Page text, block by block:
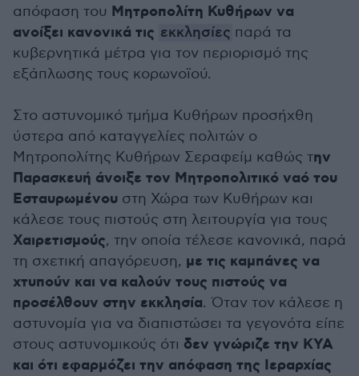
απόφαση του Μητροπολίτη Κυθήρων να
ανοίξει κανονικά τις εκκλησίες παρά τα
κυβερνητικά μέτρα για τον περιορισμό της
εξάπλωσης τους κορωνοϊού.
Στο αστυνομικό τμήμα Κυθήρων προσήχθη
ύστερα από καταγγελίες πολιτών ο
Μητροπολίτης Κυθήρων Σεραφείμ καθώς την
Παρασκευή άνοιξε τον Μητροπολιτικό ναό του
Εσταυρωμένου στη Χώρα των Κυθήρων και
κάλεσε τους πιστούς στη λειτουργία για τους
Χαιρετισμούς, την οποία τέλεσε κανονικά, παρά
τη σχετική απαγόρευση, με τις καμπάνες να
χτυπούν και να καλούν τους πιστούς να
προσέλθουν στην εκκλησία. Όταν τον κάλεσε η
αστυνομία για να διαπιστώσει τα γεγονότα είπε
στους αστυνομικούς ότι δεν γνώριζε την ΚΥΑ
και ότι εφαρμόζει την απόφαση της Ιεραρχίας